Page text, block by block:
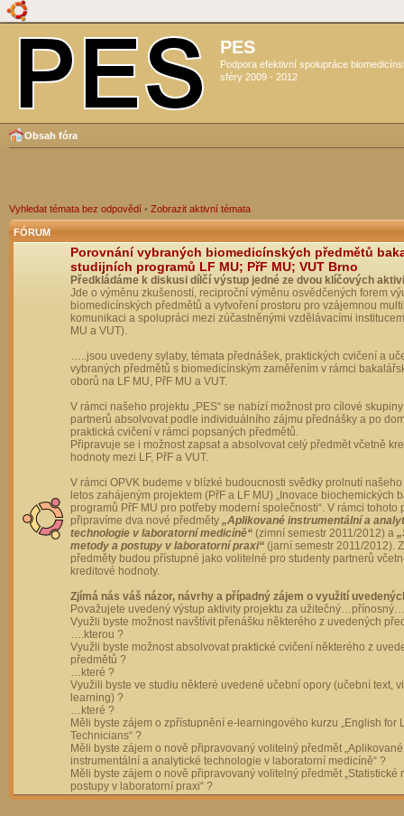
PES
Podpora efektivní spolupráce
sféry 2009 - 2012
Obsah fóra
Vyhledat témata bez odpovědí • Zobrazit aktivní témata
FÓRUM
Porovnání vybraných biomedicínských předmětů
studijních programů LF MU; PřF MU; VUT Brno
Předkládáme k diskusi dílčí výstup jedné ze dvou klíčových
Jde o výměnu zkušeností, reciproční výměnu osvědčených forem
biomedicínských předmětů a vytvoření prostoru pro vzájemnou
komunikaci a spolupráci mezi zúčastněnými vzdělávacími
MU a VUT).
…..jsou uvedeny sylaby, témata přednášek, praktických cvičení a
vybraných předmětů s biomedicínským zaměřením v rámci
oborů na LF MU, PřF MU a VUT.
V rámci našeho projektu „PES“ se nabízí možnost pro cílové
partnerů absolvovat podle individuálního zájmu přednášky a po
praktická cvičení v rámci popsaných předmětů.
Připravuje se i možnost zapsat a absolvovat celý předmět včetně
hodnoty mezi LF, PřF a VUT.
V rámci OPVK budeme v blízké budoucnosti svědky prolnutí
letos zahájeným projektem (PřF a LF MU) „Inovace biochemických
programů PřF MU pro potřeby moderní společnosti“. V rámci tohoto
připravíme dva nové předměty „Aplikované instrumentální a
technologie v laboratorní medicíně“ (zimní semestr 2011/2012) a
metody a postupy v laboratorní praxi“ (jarní semestr 2011/2012).
předměty budou přístupné jako volitelné pro studenty partnerů
kreditové hodnoty.
Zjímá nás váš názor, návrhy a případný zájem o využití
Považujete uvedený výstup aktivity projektu za
Využli byste možnost navštívit přenášku některého z uvedených
….kterou ?
Využli byste možnost absolvovat praktické cvičení některého z
předmětů ?
…které ?
Využili byste ve studiu některé uvedené učební opory (učební text,
learning) ?
…které ?
Měli byste zájem o zpřístupnění e-learningového kurzu „English for
Technicians“ ?
Měli byste zájem o nově připravovaný volitelný předmět „Aplikované
instrumentální a analytické technologie v laboratorní medicíně“ ?
Měli byste zájem o nově připravovaný volitelný předmět „Statistické
postupy v laboratorní praxi“ ?